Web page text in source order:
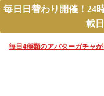
毎日日替わり開催！24
載
毎日4種類のアバターガチャが